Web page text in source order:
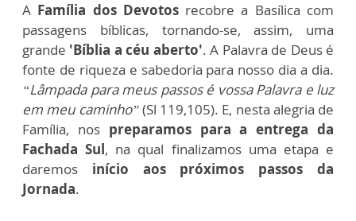
A Família dos Devotosrecobre a Basílica com
passagens bíblicas, tornando-se, assim, uma
grande 'Bíblia a céu aberto'. A Palavra de Deus é
fonte de riqueza e sabedoria para nosso dia a dia.
“Lâmpada para meus passos é vossa Palavra e luz
em meu caminho”(Sl 119,105). E, nesta alegria de
Família, nos preparamos para a entrega da
Fachada Sul, na qual finalizamos uma etapa e
daremos início aos próximos passos da
Jornada.